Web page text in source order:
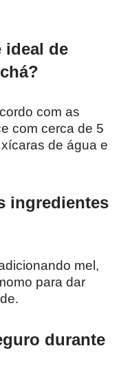
ideal de
com as
com cerca de 5
de água e
ingredientes
mel,
para dar
durante